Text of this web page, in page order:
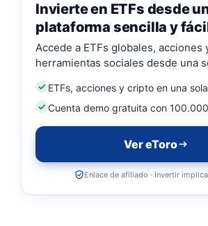
Invierte en ETFs desde
plataforma sencilla y
Accede a ETFs globales, acciones
herramientas sociales desde una
ETFs, acciones y cripto en una
Cuenta demo gratuita con
Ver eToro
Enlace de afiliado · Invertir